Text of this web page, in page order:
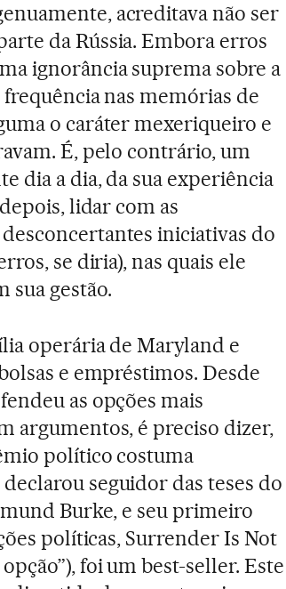
acreditava não ser
da Rússia. Embora erros
ignorância suprema sobre a
nas memórias de
o caráter mexeriqueiro e
É, pelo contrário, um
dia a dia, da sua experiência
lidar com as
iniciativas do
se diria), nas quais ele
sua gestão.
operária de Maryland e
e empréstimos. Desde
as opções mais
argumentos, é preciso dizer,
político costuma
seguidor das teses do
Burke, e seu primeiro
políticas, Surrender Is Not
foi um best-seller. Este